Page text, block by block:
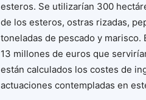
esteros. Se utilizarían 300
de los esteros, ostras rizadas,
toneladas de pescado y
13 millones de euros que
están calculados los costes de
actuaciones contempladas en